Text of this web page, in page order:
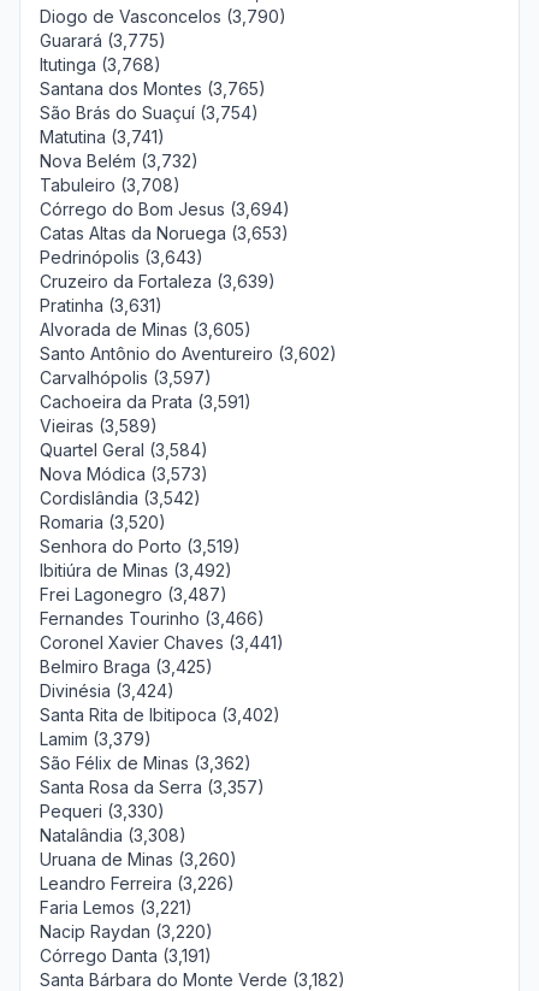
Diogo de Vasconcelos (3,790)
Guarará (3,775)
Itutinga (3,768)
Santana dos Montes (3,765)
São Brás do Suaçuí (3,754)
Matutina (3,741)
Nova Belém (3,732)
Tabuleiro (3,708)
Córrego do Bom Jesus (3,694)
Catas Altas da Noruega (3,653)
Pedrinópolis (3,643)
Cruzeiro da Fortaleza (3,639)
Pratinha (3,631)
Alvorada de Minas (3,605)
Santo Antônio do Aventureiro (3,602)
Carvalhópolis (3,597)
Cachoeira da Prata (3,591)
Vieiras (3,589)
Quartel Geral (3,584)
Nova Módica (3,573)
Cordislândia (3,542)
Romaria (3,520)
Senhora do Porto (3,519)
Ibitiúra de Minas (3,492)
Frei Lagonegro (3,487)
Fernandes Tourinho (3,466)
Coronel Xavier Chaves (3,441)
Belmiro Braga (3,425)
Divinésia (3,424)
Santa Rita de Ibitipoca (3,402)
Lamim (3,379)
São Félix de Minas (3,362)
Santa Rosa da Serra (3,357)
Pequeri (3,330)
Natalândia (3,308)
Uruana de Minas (3,260)
Leandro Ferreira (3,226)
Faria Lemos (3,221)
Nacip Raydan (3,220)
Córrego Danta (3,191)
Santa Bárbara do Monte Verde (3,182)